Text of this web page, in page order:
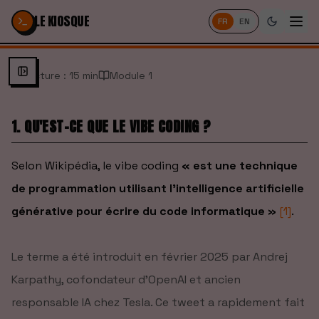
Passer au contenu
LE KIOSQUE FR EN
Lecture : 15 min Module 1
1. QU'EST-CE QUE LE VIBE CODING ?
Selon Wikipédia, le vibe coding « est une technique
de programmation utilisant l'intelligence artificielle
générative pour écrire du code informatique » [1].
Le terme a été introduit en février 2025 par Andrej
Karpathy, cofondateur d'OpenAI et ancien
responsable IA chez Tesla. Ce tweet a rapidement fait